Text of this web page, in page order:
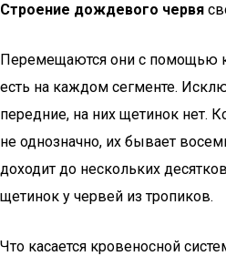
Строение дождевого червя
Перемещаются они с помощью
есть на каждом сегменте.
передние, на них щетинок нет.
не однозначно, их бывает
доходит до нескольких
щетинок у червей из тропиков.
Что касается кровеносной